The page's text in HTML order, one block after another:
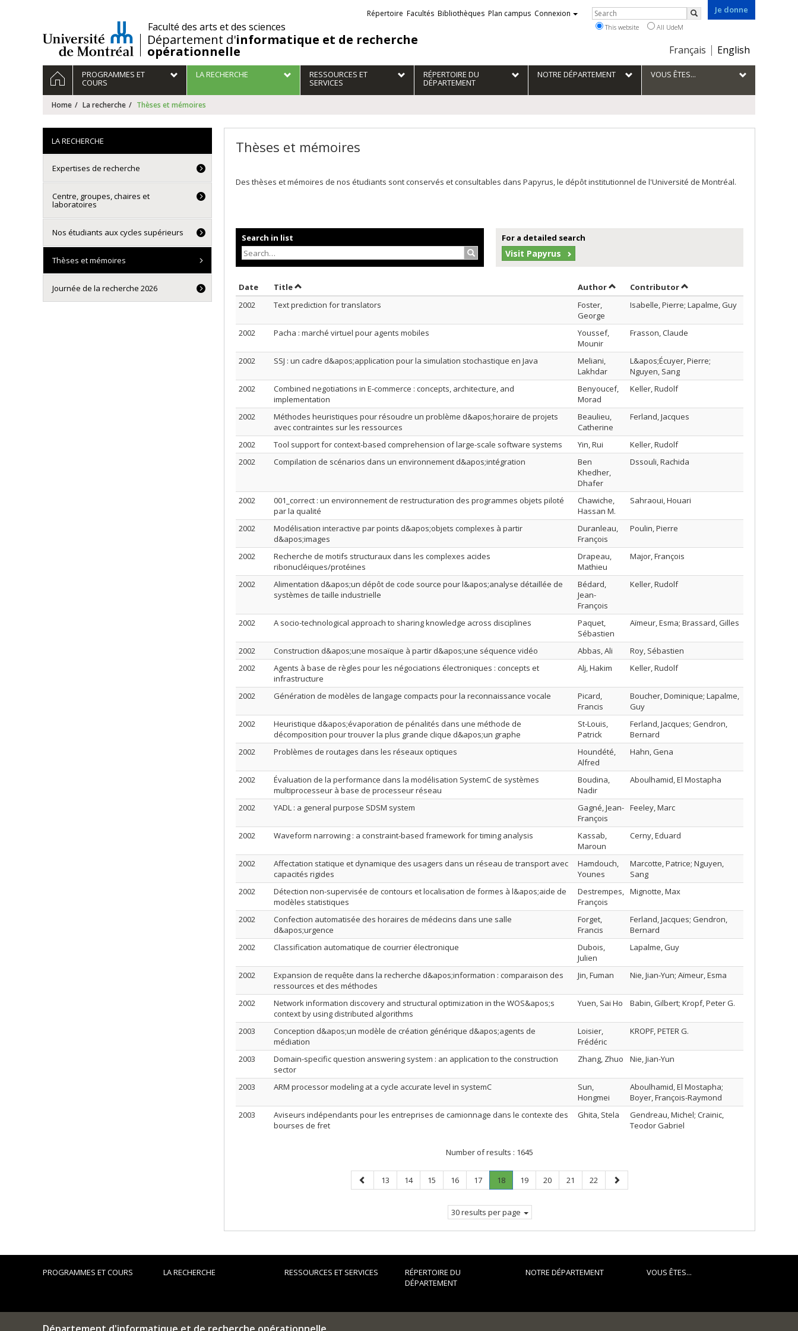
/Faculté des arts et des sciences
Département d'informatique et de recherche
opérationnelle
Je donne
Choix
la
langue
Français English
Liens
externes
Répertoire Facultés Bibliothèques Plan campus Connexion Rechercher
Search
This website All UdeM
Navigation
principale
HOMEPROGRAMMES ET
COURS
LA RECHERCHE RESSOURCES ET
SERVICES
RÉPERTOIRE DU
DÉPARTEMENT
NOTRE DÉPARTEMENT VOUS ÊTES...
Home La recherche Thèses et mémoires
Thèses et mémoires
Des thèses et mémoires de nos étudiants sont conservés et consultables dans Papyrus, le dépôt institutionnel de l'Université de Montréal.
Search in list
Search…
For a detailed search
Visit Papyrus
Date Sort by date in descending order
TitleSort by title in descending order AuthorSort by author in descending order
Contributorby contributor in
2002
Text prediction for translators
Foster,
George
Isabelle, Pierre; Lapalme, Guy
2002 Pacha : marché virtuel pour agents mobiles
Youssef,
Mounir
Frasson, Claude
2002 SSJ : un cadre d&apos;application pour la simulation stochastique en Java
Meliani,
Lakhdar
L&apos;Écuyer, Pierre;
Nguyen, Sang
2002
Combined negotiations in E-commerce : concepts, architecture, and
implementation
Benyoucef,
Morad
Keller, Rudolf
2002
Méthodes heuristiques pour résoudre un problème d&apos;horaire de projets
avec contraintes sur les ressources
Beaulieu,
Catherine
Ferland, Jacques
2002 Tool support for context-based comprehension of large-scale software systems Yin, Rui
Keller, Rudolf
2002
Compilation de scénarios dans un environnement d&apos;intégration
Ben
Khedher,
Dhafer
Dssouli, Rachida
2002
001_correct : un environnement de restructuration des programmes objets piloté
par la qualité
Chawiche,
Hassan M.
Sahraoui, Houari
2002
Modélisation interactive par points d&apos;objets complexes à partir
d&apos;images
Duranleau,
François
Poulin, Pierre
2002
Recherche de motifs structuraux dans les complexes acides
ribonucléiques/protéines
Drapeau,
Mathieu
Major, François
2002
Alimentation d&apos;un dépôt de code source pour l&apos;analyse détaillée de
systèmes de taille industrielle
Bédard,
Jean-
François
Keller, Rudolf
2002 A socio-technological approach to sharing knowledge across disciplines
Paquet,
Sébastien
Aïmeur, Esma; Brassard, Gilles
2002 Construction d&apos;une mosaïque à partir d&apos;une séquence vidéo Abbas, Ali
Roy, Sébastien
2002
Agents à base de règles pour les négociations électroniques : concepts et
infrastructure
Alj, Hakim Keller, Rudolf
2002 Génération de modèles de langage compacts pour la reconnaissance vocale
Picard,
Francis
Boucher, Dominique; Lapalme,
Guy
2002
Heuristique d&apos;évaporation de pénalités dans une méthode de
décomposition pour trouver la plus grande clique d&apos;un graphe
St-Louis,
Patrick
Ferland, Jacques; Gendron,
Bernard
2002
Problèmes de routages dans les réseaux optiques
Houndété,
Alfred
Hahn, Gena
2002
Évaluation de la performance dans la modélisation SystemC de systèmes
multiprocesseur à base de processeur réseau
Boudina,
Nadir
Aboulhamid, El Mostapha
2002 YADL : a general purpose SDSM system
Gagné, Jean-
François
Feeley, Marc
2002 Waveform narrowing : a constraint-based framework for timing analysis
Kassab,
Maroun
Cerny, Eduard
2002
Affectation statique et dynamique des usagers dans un réseau de transport avec
capacités rigides
Hamdouch,
Younes
Marcotte, Patrice; Nguyen,
Sang
2002
Détection non-supervisée de contours et localisation de formes à l&apos;aide de
modèles statistiques
Destrempes,
François
Mignotte, Max
2002
Confection automatisée des horaires de médecins dans une salle
d&apos;urgence
Forget,
Francis
Ferland, Jacques; Gendron,
Bernard
2002
Classification automatique de courrier électronique
Dubois,
Julien
Lapalme, Guy
2002
Expansion de requête dans la recherche d&apos;information : comparaison des
ressources et des méthodes
Jin, Fuman Nie, Jian-Yun; Aïmeur, Esma
2002
Network information discovery and structural optimization in the WOS&apos;s
context by using distributed algorithms
Yuen, Sai Ho Babin, Gilbert; Kropf, Peter G.
2003
Conception d&apos;un modèle de création générique d&apos;agents de
médiation
Loisier,
Frédéric
KROPF, PETER G.
2003
Domain-specific question answering system : an application to the construction
sector
Zhang, Zhuo Nie, Jian-Yun
2003 ARM processor modeling at a cycle accurate level in systemC
Sun,
Hongmei
Aboulhamid, El Mostapha;
Boyer, François-Raymond
2003
Aviseurs indépendants pour les entreprises de camionnage dans le contexte des
bourses de fret
Ghita, Stela
Gendreau, Michel; Crainic,
Teodor Gabriel
Number of results : 1645
Previous
page
Page
13 Page
14 Page
15 Page
16 Page
17 Page
18.
Current
Page
19 Page
20 Page
21 Page
22
Next
page
30 results per page
LA RECHERCHE
Expertises de recherche
Centre, groupes, chaires et
laboratoires
Nos étudiants aux cycles supérieurs
Thèses et mémoires
Journée de la recherche 2026
PROGRAMMES ET COURS LA RECHERCHE RESSOURCES ET SERVICES
RÉPERTOIRE DU
DÉPARTEMENT
NOTRE DÉPARTEMENT VOUS ÊTES...